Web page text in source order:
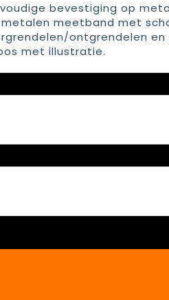
bevestiging op
meetband met
ontgrendelen
met illustratie.